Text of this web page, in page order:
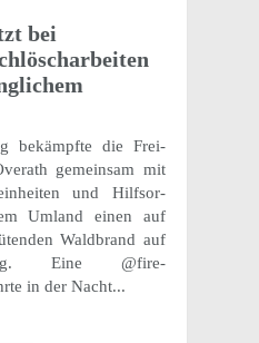
bei
bekämpfte die Frei­
gemein­sam mit
und Hilf­sor­
Umland einen auf
Wald­brand auf
Eine @fire-
in der Nacht...